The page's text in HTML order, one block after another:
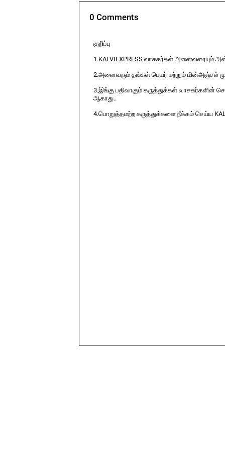
0 Comments
குறிப்பு
1.KALVIEXPRESS வாசகர்கள் அனைவரையும்
2.அனைவரும் தங்கள் பெயர் மற்றும் மின்அஞ்சல்
3.இங்கு பதிவாகும் கருத்துக்கள் வாசகர்களின்
ஆகாது..
4.பொறுத்தமற்ற கருத்துக்களை நீக்கம் செய்ய